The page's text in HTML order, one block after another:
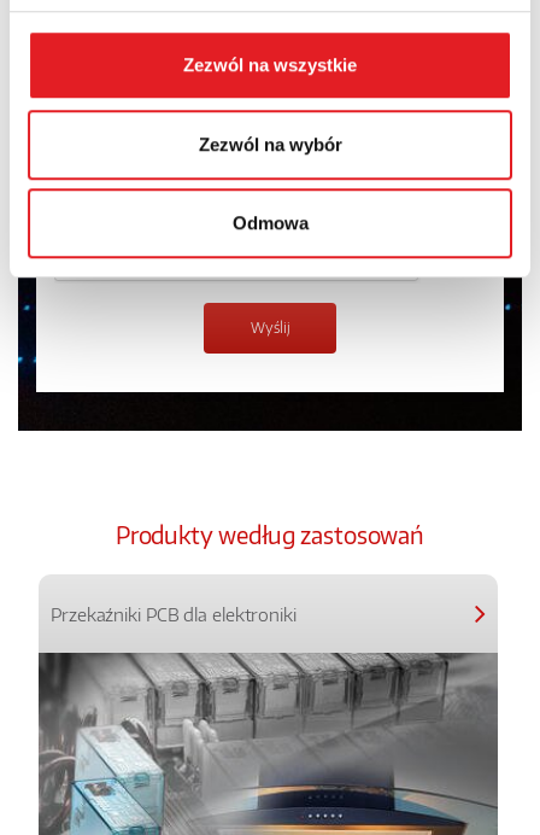
Zezwól na wszystkie
Zezwól na wybór
Odmowa
osobowych przez Relpol S.A. Więcej informacji na temat
przetwarzania danych osobowych wPolityce prywatności.*
Zapoznałem z treściąPolityki Prywatności
Produkty według zastosowań
Przekaźniki PCB dla elektroniki